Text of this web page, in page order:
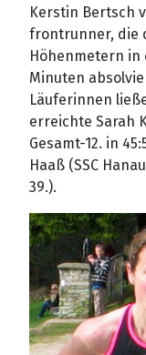
Kerstin Bertsch
frontrunner, die
Höhenmetern in
Minuten
Läuferinnen
erreichte Sarah
Gesamt-12. in
Haaß (SSC
39.).